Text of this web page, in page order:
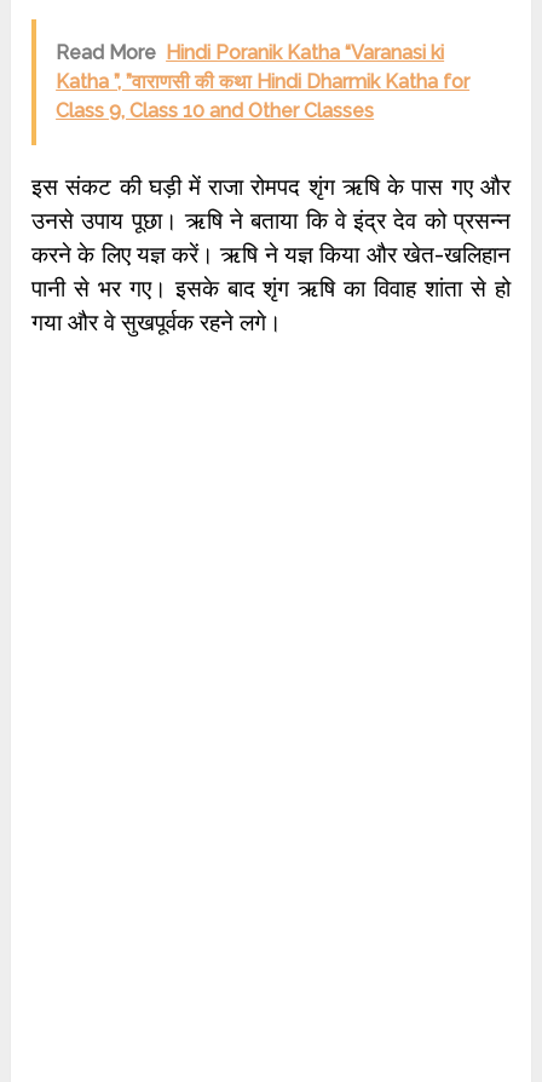
Read More Hindi Poranik Katha “Varanasi ki
Katha ”, ”वाराणसी की कथा Hindi Dharmik Katha for
Class 9, Class 10 and Other Classes
इस संकट की घड़ी में राजा रोमपद शृंग ऋषि के पास गए और
उनसे उपाय पूछा। ऋषि ने बताया कि वे इंद्र देव को प्रसन्न
करने के लिए यज्ञ करें। ऋषि ने यज्ञ किया और खेत-खलिहान
पानी से भर गए। इसके बाद शृंग ऋषि का विवाह शांता से हो
गया और वे सुखपूर्वक रहने लगे।